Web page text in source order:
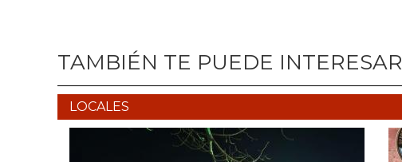
TAMBIÉN TE PUEDE INTERESAR
LOCALES